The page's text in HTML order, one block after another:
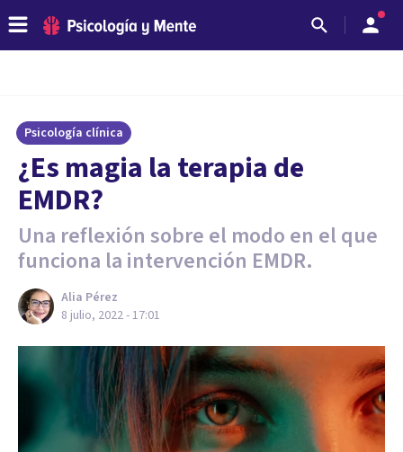
Psicología clínica
¿Es magia la terapia de
EMDR?
Una reflexión sobre el modo en el que
funciona la intervención EMDR.
Alia Pérez
8 julio, 2022 - 17:01